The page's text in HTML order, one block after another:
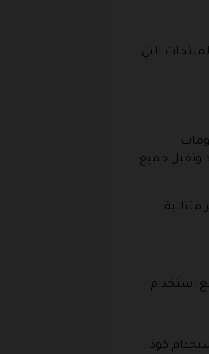
الالكتروني مع الحصول على خصم بنسبة 10% على جميع المنتجات التي
وتقبل جميع
.
استخدام
كود